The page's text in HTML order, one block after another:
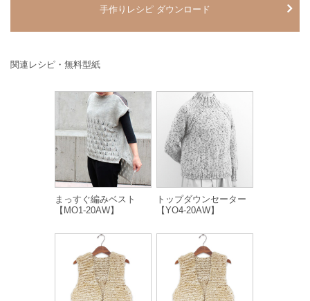
手作りレシピ ダウンロード
関連レシピ・無料型紙
まっすぐ編みベスト
【MO1-20AW】
トップダウンセーター
【YO4-20AW】